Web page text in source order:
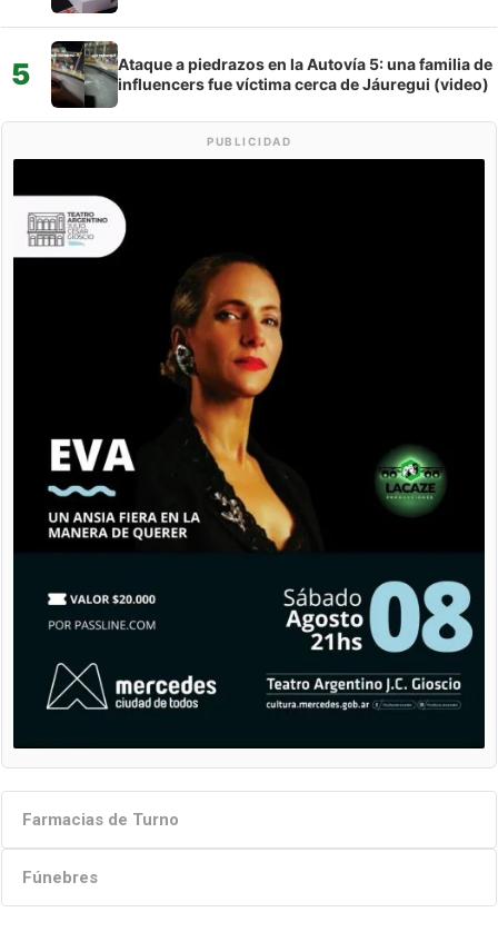
5
Ataque a piedrazos en la Autovía 5: una familia de
influencers fue víctima cerca de Jáuregui (video)
PUBLICIDAD
Farmacias de Turno
Fúnebres